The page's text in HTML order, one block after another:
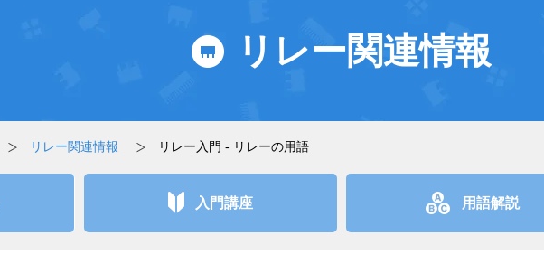
リレー関連情報
リレー関連情報 リレー入門 - リレーの用語
入門講座 用語解説